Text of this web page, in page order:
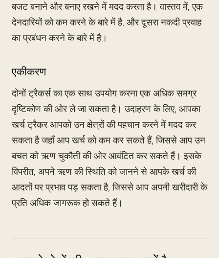
बजट बनाने और बनाए रखने में मदद करता है। वास्तव में, एक
देनदारियों को कम करने के बारे में है, और दूसरा नकदी प्रवाह
का प्रबंधन करने के बारे में है।
एकीकरण
दोनों ट्रैकर्स का एक साथ उपयोग करना एक अधिक समग्र
दृष्टिकोण की ओर ले जा सकता है। उदाहरण के लिए, आपका
खर्च ट्रैकर आपको उन क्षेत्रों की पहचान करने में मदद कर
सकता है जहाँ आप खर्च को कम कर सकते हैं, जिससे आप उन
बचत को ऋण चुकौती की ओर आवंटित कर सकते हैं। इसके
विपरीत, अपने ऋण की स्थिति को जानने से आपके खर्च की
आदतों पर प्रभाव पड़ सकता है, जिससे आप अपनी खरीदारी के
प्रति अधिक जागरूक हो सकते हैं।